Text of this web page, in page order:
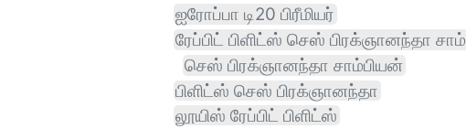
ஐரோப்பா டி20 பிரீமியர்
ரேப்பிட் பிளிட்ஸ் செஸ் பிரக்ஞானந்தா
செஸ் பிரக்ஞானந்தா சாம்பியன்
பிளிட்ஸ் செஸ் பிரக்ஞானந்தா
லூயிஸ் ரேப்பிட் பிளிட்ஸ்